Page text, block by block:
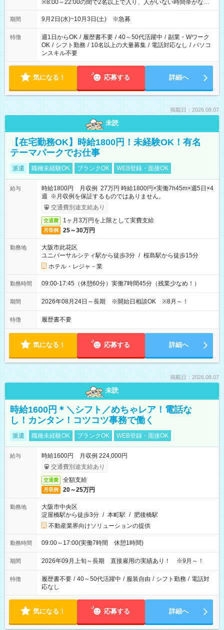
※8:00～22:00の間で2名以上で入り、人がいない時間帯がない
ように相方と時間を分け合うイメージです
期間 9月2日(水)~10月3日(土) ※急募
特徴 週1日からOK / 履歴書不要 / 40～50代活躍中 / 副業・Wワーク
OK / シフト勤務 / 10名以上の大量募集 / 電話対応なし / パソコ
ンスキル不要
気になる！ 応募する 詳細へ
掲載日：2026.08.07
未読
【在宅勤務OK】時給1800円！未経験OK！有名
テーマパークでお仕事
派遣 職種未経験OK ブランクOK WEB登録・面接OK
給与
時給1800円 月収例 27万円 時給1800円×実働7h45m×週5日×4
週 ※月収例を保証するものではありません。
交通費別途支給あり
交通費 1ヶ月3万円を上限として実費支給
月収例 25～30万円
勤務地
大阪市此花区
ユニバーサルシティ駅から徒歩3分 / 桜島駅から徒歩15分
ホテル・レジャ－業
勤務時間 09:00-17:45（休憩60分）実働7時間45分（残業少なめ！）
期間 2026年08月24日～長期 ※開始日相談OK ※8月～！
特徴 履歴書不要
気になる！ 応募する 詳細へ
掲載日：2026.08.07
未読
時給1600円＊＼シフト／めちゃレア！電話な
し！カンタン！コツコツ事務で働く
派遣 職種未経験OK ブランクOK WEB登録・面接OK
給与
時給1600円 月収例 224,000円
交通費別途支給あり
交通費 全額支給
月収例 20～25万円
勤務地
大阪市中央区
淀屋橋駅から徒歩3分 / 本町駅 / 肥後橋駅
不動産業界向けソリューションの提供
勤務時間 09:00～17:00(実働7時間 休憩1時間)
期間 2026年09月上旬～長期 直接雇用の実績あり！ ※9月～！
特徴 履歴書不要 / 40～50代活躍中 / 服装自由 / シフト勤務 / 電話対
応なし
気になる！ 応募する 詳細へ